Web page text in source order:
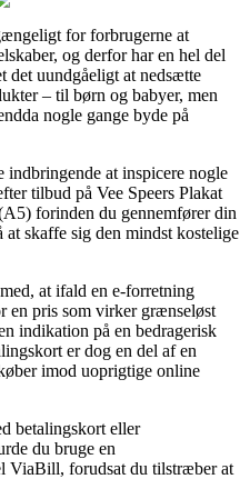
for forbrugerne at
og derfor har en hel del
det uundgåeligt at nedsætte
– til børn og babyer, men
nogle gange byde på
at inspicere nogle
tilbud på Vee Speers Plakat
forinden du gennemfører din
at skaffe sig den mindst kostelige
at ifald en e-forretning
en pris som virker grænseløst
indikation på en bedragerisk
er dog en del af en
imod uoprigtige online
betalingskort eller
du bruge en
ViaBill, forudsat du tilstræber at